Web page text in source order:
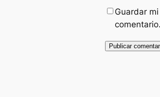
Guardar
comentario.